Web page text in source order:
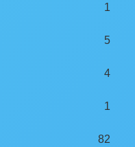
1
5
4
1
82